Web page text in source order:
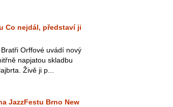
Co nejdál, představí ji
Orffové uvádí nový
napjatou skladbu
Živě ji p...
JazzFestu Brno New